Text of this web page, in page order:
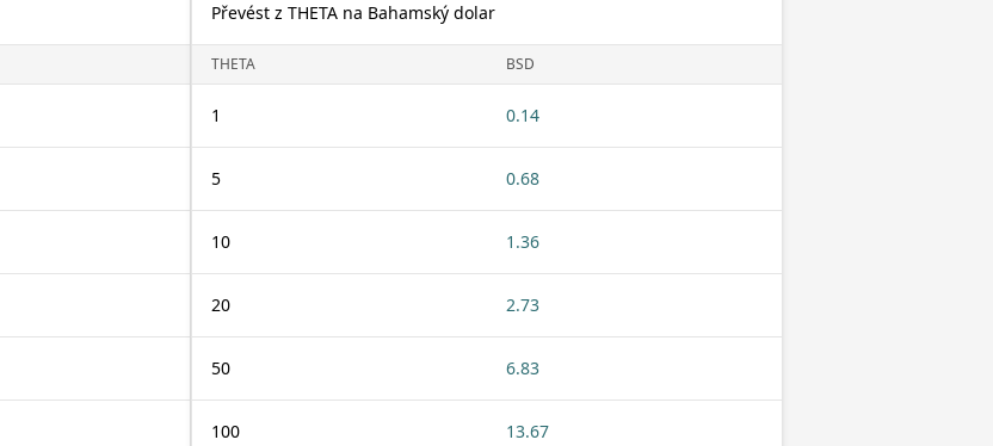
Převést z THETA na Bahamský dolar
THETA BSD
1 0.14
5 0.68
10 1.36
20 2.73
50 6.83
100 13.67